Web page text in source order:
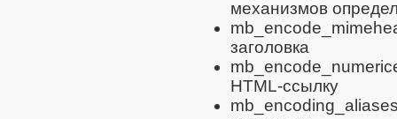
механизмов
заголовка
HTML-ссылку